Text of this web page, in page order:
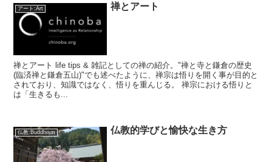
アート:Art 禅とアート
禅とアート life tips & 雑記としての禅の紹介。"禅と寺と鎌倉の歴史
(臨済禅と鎌倉五山)"でも述べたように、禅宗は悟りを開く事が目的と
されており、知識ではなく、悟りを重んじる。 禅宗における悟りと
は「生きるも...
仏教:Buddhism 仏教的学びと愉快な生き方